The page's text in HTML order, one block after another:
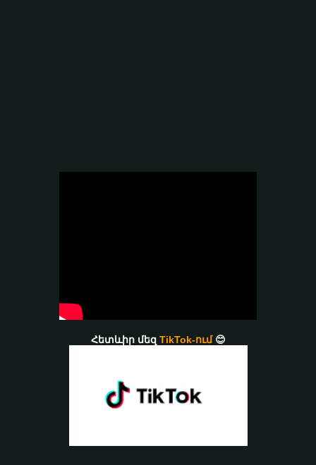
Հետևիր մեզ TikTok-ում😊